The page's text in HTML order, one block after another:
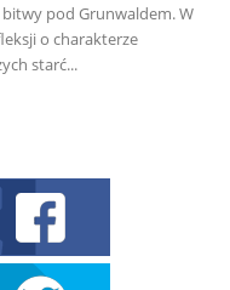
pod Grunwaldem. W
o charakterze
starć...